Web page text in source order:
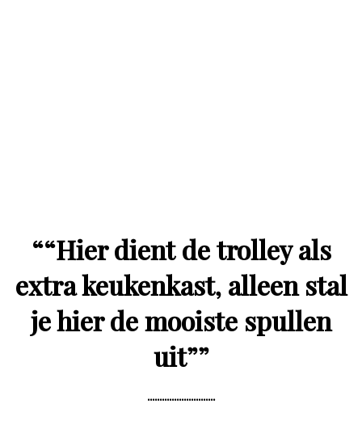
““Hier dient de trolley als
extra keukenkast, alleen stal
je hier de mooiste spullen
uit””